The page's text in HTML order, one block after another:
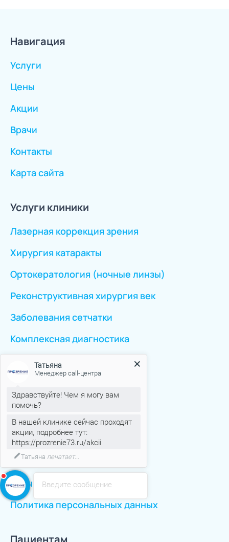
Навигация
Услуги
Цены
Акции
Врачи
Контакты
Карта сайта
Услуги клиники
Лазерная коррекция зрения
Хирургия катаракты
Ортокератология (ночные линзы)
Реконструктивная хирургия век
Заболевания сетчатки
Комплексная диагностика
Перейти ко всем услугам
Клиника
Новости
Аттестация рабочих мест
Оборудование
Отзывы
Политика персональных данных
Введите сообщение
Менеджер call-центра
Здравствуйте! Чем я могу вам
В нашей клинике сейчас проходят
https://prozrenie73.ru/akcii
Если вас что-то заинтересовало
напишите мне!)